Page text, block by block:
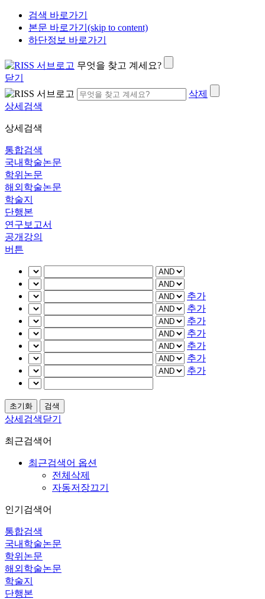
검색 바로가기
본문 바로가기(skip to content)
하단정보 바로가기
무엇을 찾고 계세요?
닫기
삭제
상세검색
상세검색
통합검색
국내학술논문
학위논문
해외학술논문
학술지
단행본
연구보고서
공개강의
버튼
추가
추가
추가
추가
추가
추가
추가
상세검색닫기
최근검색어
최근검색어 옵션
전체삭제
자동저장끄기
인기검색어
통합검색
국내학술논문
학위논문
해외학술논문
학술지
단행본